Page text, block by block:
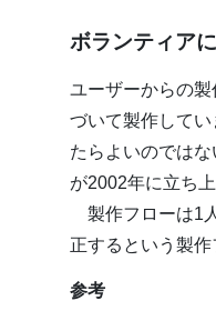
ボランティア
ユーザーからの
づいて製作して
たらよいのでは
が2002年に立ち
製作フローは1
正するという製
参考